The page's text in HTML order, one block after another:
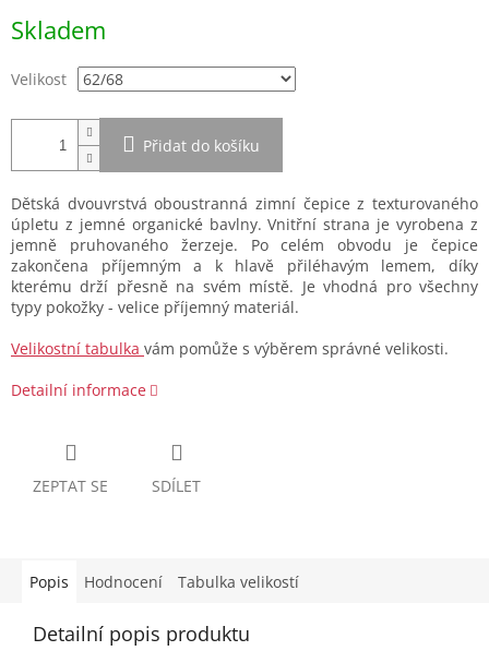
cena:
Skladem
Velikost
Přidat do košíku
Dětská dvouvrstvá oboustranná zimní čepice z texturovaného
úpletu z jemné organické bavlny. Vnitřní strana je vyrobena z
jemně pruhovaného žerzeje. Po celém obvodu je čepice
zakončena příjemným a k hlavě přiléhavým lemem, díky
kterému drží přesně na svém místě. Je vhodná pro všechny
typy pokožky - velice příjemný materiál.
Velikostní tabulka vám pomůže s výběrem správné velikosti.
Detailní informace
ZEPTAT SE SDÍLET
Popis Hodnocení Tabulka velikostí
Detailní popis produktu